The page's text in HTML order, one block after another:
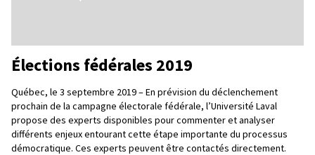
Élections fédérales 2019
Québec, le 3 septembre 2019 – En prévision du déclenchement
prochain de la campagne électorale fédérale, l’Université Laval
propose des experts disponibles pour commenter et analyser
différents enjeux entourant cette étape importante du processus
démocratique. Ces experts peuvent être contactés directement.